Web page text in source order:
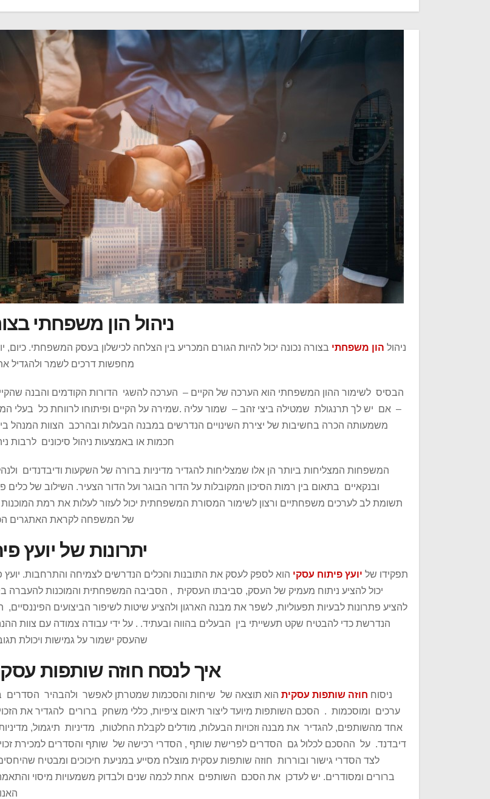
ניהול הון משפחתי
ניהול הון משפחתי בצורה נכונה יכול להיות הגורם המכריע בין הצלחה לכישלון בעסק המשפחתי. כיום,
מחפשות דרכים לשמר ולהגדיל
הבסיס לשימור ההון המשפחתי הוא הערכה של הקיים – הערכה להשגי הדורות הקודמים והבנה שהקיים
– אם יש לך תרנגולת שמטילה ביצי זהב – שמור עליה .שמירה על הקיים ופיתוחו לרווחת כל בעלי
משמעותה הכרה בחשיבות של יצירת השינויים הנדרשים במבנה הבעלות ובהרכב הצוות המנהל
חכמות או באמצעות ניהול סיכונים לרבות
המשפחות המצליחות ביותר הן אלו שמצליחות להגדיר מדיניות ברורה של השקעות ודיבדנדים
ובנקאיים בתאום בין רמות הסיכון המקובלות על הדור הבוגר ועל הדור הצעיר. השילוב של כלים
תשומת לב לערכים משפחתיים ורצון לשימור המסורת המשפחתית יכול לעזור לעלות את רמת המוכנות
של המשפחה לקראת האתגרים
יתרונות של יועץ
תפקידו של יועץ פיתוח עסקי הוא לספק לעסק את התובנות והכלים הנדרשים לצמיחה והתרחבות. יועץ
יכול להציע ניתוח מעמיק של העסק, סביבתו העסקית , הסביבה המשפחתית והמוכנות להעברה בין
להציע פתרונות לבעיות תפעוליות, לשפר את מבנה הארגון ולהציע שיטות לשיפור הביצועים הפיננסיים,
הנדרשת כדי להבטיח שקט תעשייתי בין הבעלים בהווה ובעתיד. . על ידי עבודה צמודה עם צוות
שהעסק ישמור על גמישות ויכולת
איך לנסח חוזה שותפות
ניסוח חוזה שותפות עסקית הוא תוצאה של שיחות והסכמות שמטרתן לאפשר ולהבהיר הסדרים
ערכים ומוסכמות . הסכם השותפות מיועד ליצור תיאום ציפיות, כללי משחק ברורים להגדיר את
אחד מהשותפים, להגדיר את מבנה וזכויות הבעלות, מודלים לקבלת החלטות, מדיניות תיגמול,
דיבדנד. על ההסכם לכלול גם הסדרים לפרישת שותף , הסדרי רכישה של שותף והסדרים למכירת
לצד הסדרי גישור ובוררות חוזה שותפות עסקית מוצלח מסייע במניעת חיכוכים ומבטיח שהיחסים
ברורים ומסודרים. יש לעדכן את הסכם השותפים אחת לכמה שנים ולבדוק משמעויות מיסוי